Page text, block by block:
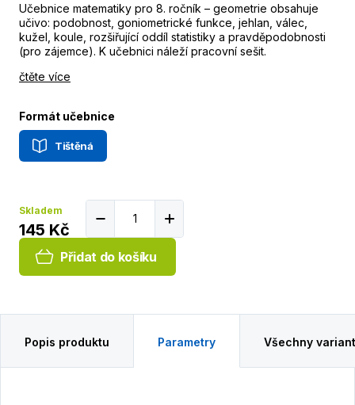
Učebnice matematiky pro 8. ročník – geometrie obsahuje
učivo: podobnost, goniometrické funkce, jehlan, válec,
kužel, koule, rozšiřující oddíl statistiky a pravděpodobnosti
(pro zájemce). K učebnici náleží pracovní sešit.
čtěte více
Formát učebnice
Tištěná
Skladem
145 Kč
Přidat do košíku
Popis produktu Parametry Všechny